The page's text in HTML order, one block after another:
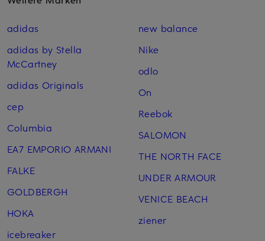
adidas
adidas by Stella
McCartney
adidas Originals
cep
Columbia
EA7 EMPORIO ARMANI
FALKE
GOLDBERGH
HOKA
icebreaker
new balance
Nike
odlo
On
Reebok
SALOMON
THE NORTH FACE
UNDER ARMOUR
VENICE BEACH
ziener